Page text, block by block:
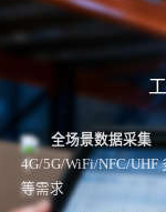
全场景数据采集
4G/5G/WiFi/NFC/UHF
等需求